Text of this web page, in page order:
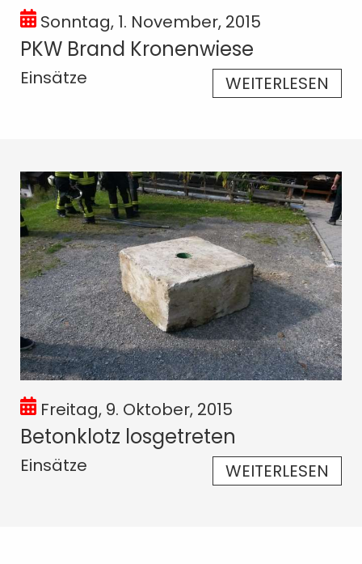
Sonntag, 1. November, 2015
PKW Brand Kronenwiese
Einsätze WEITERLESEN
Freitag, 9. Oktober, 2015
Betonklotz losgetreten
Einsätze WEITERLESEN